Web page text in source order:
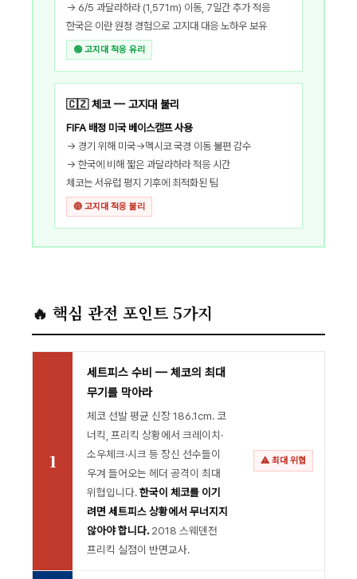
→ 6/5 과달라하라 (1,571m) 이동, 7일간 추가 적응
한국은 이란 원정 경험으로 고지대 대응 노하우 보유
🟢 고지대 적응 유리
🇨🇿 체코 — 고지대 불리
FIFA 배정 미국 베이스캠프 사용
→ 경기 위해 미국→멕시코 국경 이동 불편 감수
→ 한국에 비해 짧은 과달라하라 적응 시간
체코는 서유럽 평지 기후에 최적화된 팀
🔴 고지대 적응 불리
🔥 핵심 관전 포인트 5가지
1
세트피스 수비 — 체코의 최대
무기를 막아라
체코 선발 평균 신장 186.1cm. 코
너킥, 프리킥 상황에서 크레이치·
소우체크·시크 등 장신 선수들이
우겨 들어오는 헤더 공격이 최대
위협입니다.한국이 체코를 이기
려면 세트피스 상황에서 무너지지
않아야 합니다. 2018 스웨덴전
프리킥 실점이 반면교사.
⚠ 최대 위협